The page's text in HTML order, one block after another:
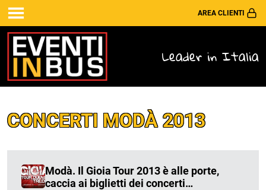
AREA CLIENTI
Leader in Italia
CONCERTI MODÀ 2013
Modà. Il Gioia Tour 2013 è alle porte,
caccia ai biglietti dei concerti…